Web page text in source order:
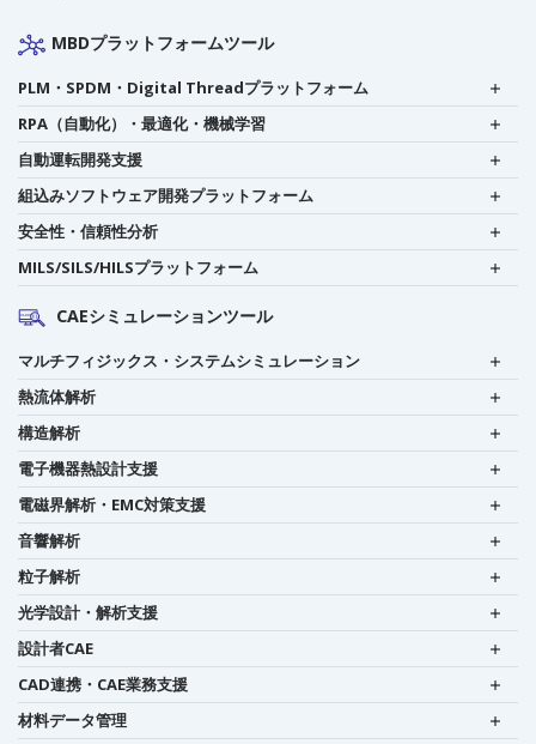
MBDプラットフォームツール
PLM・SPDM・Digital Threadプラットフォーム
RPA（自動化）・最適化・機械学習
自動運転開発支援
組込みソフトウェア開発プラットフォーム
安全性・信頼性分析
MILS/SILS/HILSプラットフォーム
CAEシミュレーションツール
マルチフィジックス・システムシミュレーション
熱流体解析
構造解析
電子機器熱設計支援
電磁界解析・EMC対策支援
音響解析
粒子解析
光学設計・解析支援
設計者CAE
CAD連携・CAE業務支援
材料データ管理